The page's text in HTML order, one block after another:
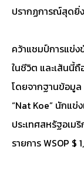
ปรากฏการณ์สุดยิ่
คว้าแชมป์การแข่ง
ในชีวิต และเส้นนี้
โดยจากฐานข้อมู
“Nat Koe” นักแข่
ประเทศสหรัฐอเม
รายการ WSOP